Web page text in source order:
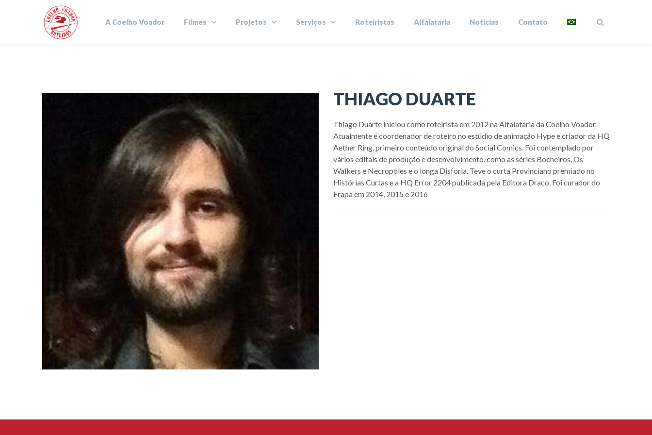
A Coelho Voador Filmes Projetos Serviços Roteiristas Alfaiataria Notícias Contato
THIAGO DUARTE
Thiago Duarte iniciou como roteirista em 2012 na Alfaiataria da Coelho Voador.
Atualmente é coordenador de roteiro no estúdio de animação Hype e criador da HQ
Aether Ring, primeiro conteúdo original do Social Comics. Foi contemplado por
vários editais de produção e desenvolvimento, como as séries Bocheiros, Os
Walkers e Necropóles e o longa Disforia. Teve o curta Provinciano premiado no
Histórias Curtas e a HQ Error 2204 publicada pela Editora Draco. Foi curador do
Frapa em 2014, 2015 e 2016